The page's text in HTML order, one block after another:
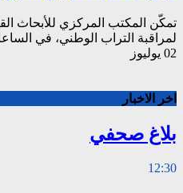
تمكّن المكتب المركزي للأبحاث
لمراقبة التراب الوطني، في
02 يوليوز
اخر الاخبار
بلاغ صحفي
12:30